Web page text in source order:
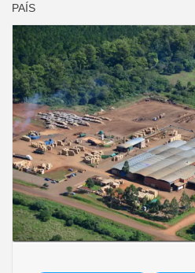
PAÍS